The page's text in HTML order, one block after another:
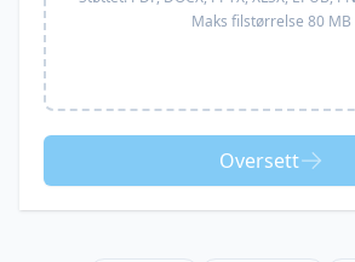
Maks filstørrelse 80 MB
Oversett